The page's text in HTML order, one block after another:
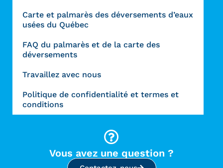
Carte et palmarès des déversements d’eaux
usées du Québec
FAQ du palmarès et de la carte des
déversements
Travaillez avec nous
Politique de confidentialité et termes et
conditions
Vous avez une question ?